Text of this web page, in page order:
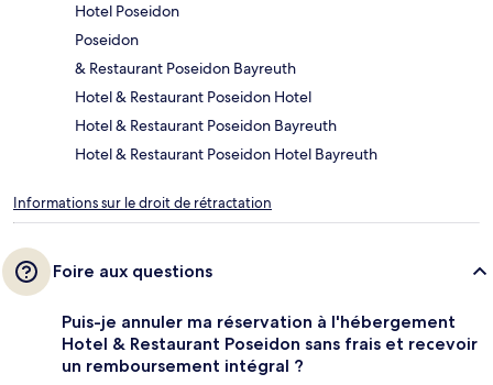
Hotel Poseidon
Poseidon
& Restaurant Poseidon Bayreuth
Hotel & Restaurant Poseidon Hotel
Hotel & Restaurant Poseidon Bayreuth
Hotel & Restaurant Poseidon Hotel Bayreuth
Informations sur le droit de rétractation
Foire aux questions
Puis-je annuler ma réservation à l'hébergement
Hotel & Restaurant Poseidon sans frais et recevoir
un remboursement intégral ?